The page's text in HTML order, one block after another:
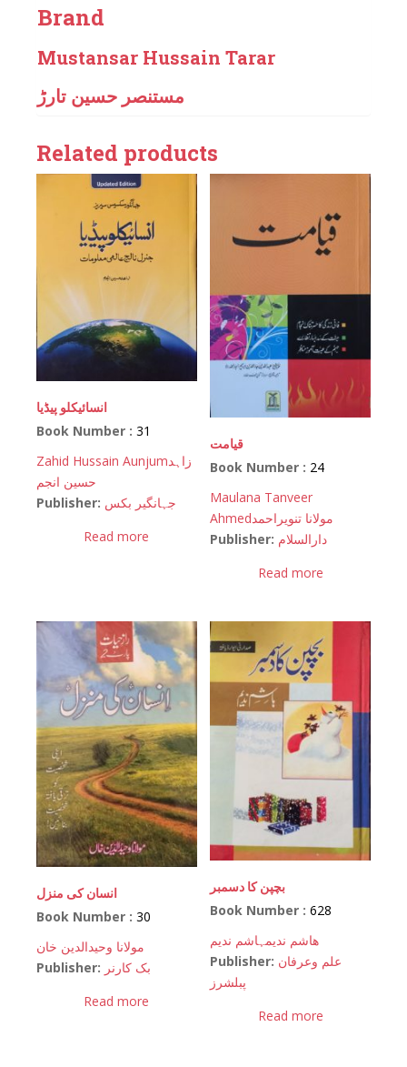
Brand
Mustansar Hussain Tarar
مستنصر حسین تارڑ
Related products
انسائیکلو پیڈیا
Book Number : 31
Zahid Hussain Aunjumزاہد
حسین انجم
Publisher: جہانگیر بکس
Read more
قیامت
Book Number : 24
Maulana Tanveer
Ahmedمولانا تنویراحمد
Publisher: دارالسلام
Read more
انسان کی منزل
Book Number : 30
مولانا وحیدالدین خان
Publisher: بک کارنر
Read more
بچپن کا دسمبر
Book Number :628
ھاشم ندیمہاشم ندیم
Publisher: علم وعرفان
پبلشرز
Read more